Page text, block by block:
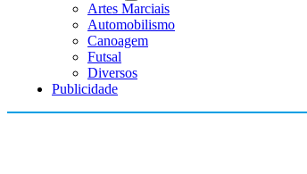
Artes Marciais
Automobilismo
Canoagem
Futsal
Diversos
Publicidade